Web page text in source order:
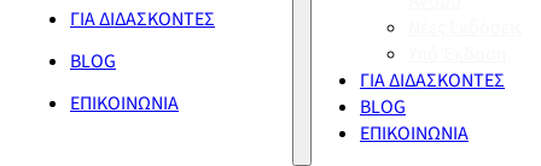
ΓΙΑ ΔΙΔΑΣΚΟΝΤΕΣ
BLOG
ΕΠΙΚΟΙΝΩΝΙΑ
ΓΙΑ ΔΙΔΑΣΚΟΝΤΕΣ
BLOG
ΕΠΙΚΟΙΝΩΝΙΑ